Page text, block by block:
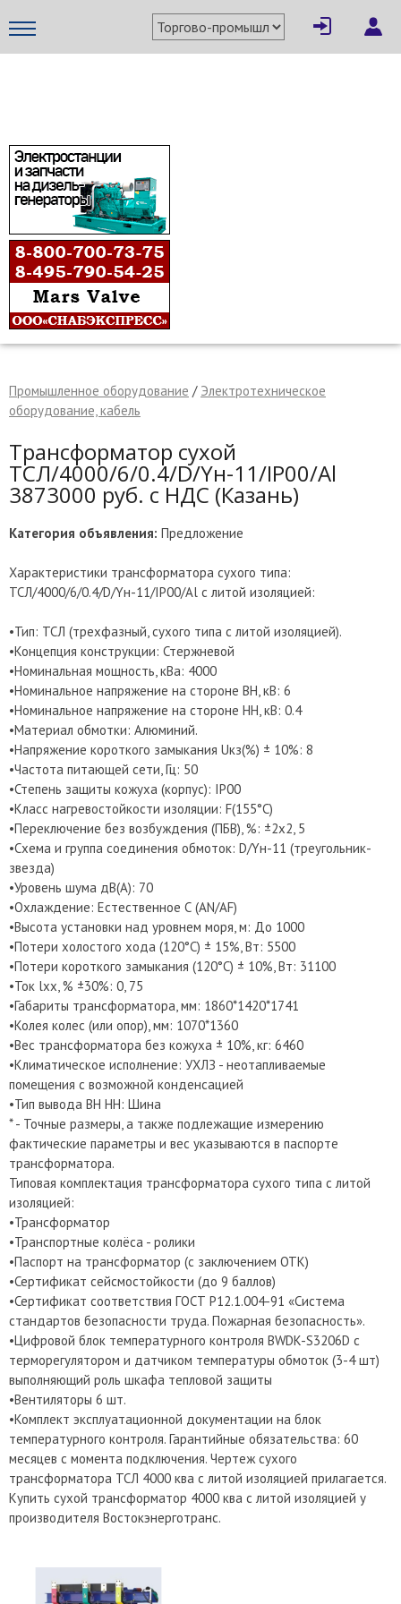
Промышленное оборудование / Электротехническое
оборудование, кабель
Трансформатор сухой
ТСЛ/4000/6/0.4/D/Yн-11/IP00/Al
3873000 руб. с НДС (Казань)
Категория объявления: Предложение
Характеристики трансформатора сухого типа:
ТСЛ/4000/6/0.4/D/Yн-11/IP00/Al с литой изоляцией:
•Тип: ТСЛ (трехфазный, сухого типа с литой изоляцией).
•Концепция конструкции: Стержневой
•Номинальная мощность, кВа: 4000
•Номинальное напряжение на стороне ВН, кВ: 6
•Номинальное напряжение на стороне НН, кВ: 0.4
•Материал обмотки: Алюминий.
•Напряжение короткого замыкания Uкз(%) ± 10%: 8
•Частота питающей сети, Гц: 50
•Степень защиты кожуха (корпус): IP00
•Класс нагревостойкости изоляции: F(155°C)
•Переключение без возбуждения (ПБВ), %: ±2х2, 5
•Схема и группа соединения обмоток: D/Yн-11 (треугольник-
звезда)
•Уровень шума дB(A): 70
•Охлаждение: Естественное С (AN/AF)
•Высота установки над уровнем моря, м: До 1000
•Потери холостого хода (120°C) ± 15%, Вт: 5500
•Потери короткого замыкания (120°C) ± 10%, Вт: 31100
•Ток lхх, % ±30%: 0, 75
•Габариты трансформатора, мм: 1860*1420*1741
•Колея колес (или опор), мм: 1070*1360
•Вес трансформатора без кожуха ± 10%, кг: 6460
•Климатическое исполнение: УХЛЗ - неотапливаемые
помещения с возможной конденсацией
•Тип вывода ВН НН: Шина
* - Точные размеры, а также подлежащие измерению
фактические параметры и вес указываются в паспорте
трансформатора.
Типовая комплектация трансформатора сухого типа с литой
изоляцией:
•Трансформатор
•Транспортные колёса - ролики
•Паспорт на трансформатор (с заключением ОТК)
•Сертификат сейсмостойкости (до 9 баллов)
•Сертификат соответствия ГОСТ Р12.1.004-91 «Система
стандартов безопасности труда. Пожарная безопасность».
•Цифровой блок температурного контроля BWDK-S3206D с
терморегулятором и датчиком температуры обмоток (3-4 шт)
выполняющий роль шкафа тепловой защиты
•Вентиляторы 6 шт.
•Комплект эксплуатационной документации на блок
температурного контроля. Гарантийные обязательства: 60
месяцев с момента подключения. Чертеж сухого
трансформатора ТСЛ 4000 ква с литой изоляцией прилагается.
Купить сухой трансформатор 4000 ква с литой изоляцией у
производителя Востокэнерготранс.
× Написать поставщику